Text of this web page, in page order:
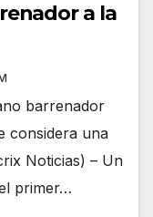
a la
barrenador
considera una
Noticias) – Un
primer…